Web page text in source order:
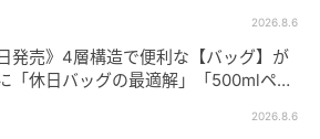
2026.8.6
発売》4層構造で便利な【バッグ】が
「休日バッグの最適解」「500mlペッ
2026.8.6